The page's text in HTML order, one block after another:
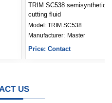
TRIM SC538 semisynthetic
cutting fluid
TRIM SC538
Manufacturer: Master
Price: Contact
US